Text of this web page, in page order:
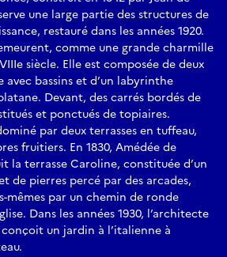
une large partie des structures de
restauré dans les années 1920.
comme une grande charmille
siècle. Elle est composée de deux
avec bassins et d’un labyrinthe
Devant, des carrés bordés de
et ponctués de topiaires.
par deux terrasses en tuffeau,
fruitiers. En 1830, Amédée de
la terrasse Caroline, constituée d’un
de pierres percé par des arcades,
mêmes par un chemin de ronde
Dans les années 1930, l’architecte
un jardin à l’italienne à